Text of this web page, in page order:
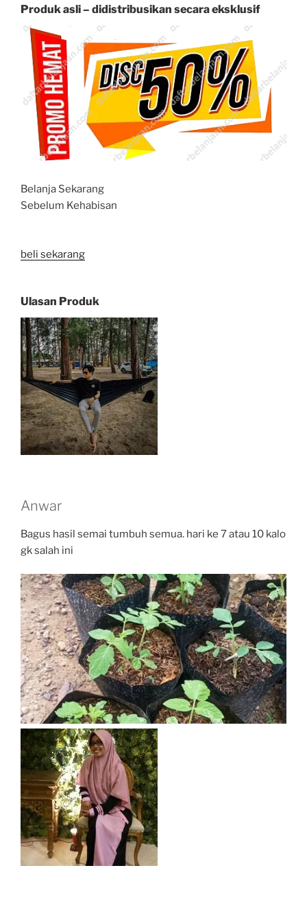
Produk asli – didistribusikan secara eksklusif
Belanja Sekarang
Sebelum Kehabisan
beli sekarang
Ulasan Produk
Anwar
Bagus hasil semai tumbuh semua. hari ke 7 atau 10 kalo
gk salah ini